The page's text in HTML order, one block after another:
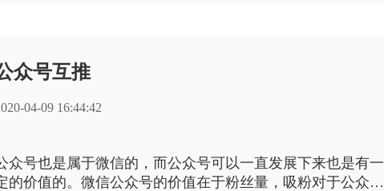
众号互推
04-09 16:44:42
众号也是属于微信的，而公众号可以一直发展下来也是有一
的价值的。微信公众号的价值在于粉丝量，吸粉对于公众号